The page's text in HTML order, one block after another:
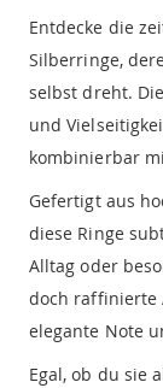
Entdecke die
Silberringe,
selbst dreht.
und
kombinierbar
Gefertigt aus
diese Ringe
Alltag oder
doch raffinierte
elegante Note
Egal, ob du sie